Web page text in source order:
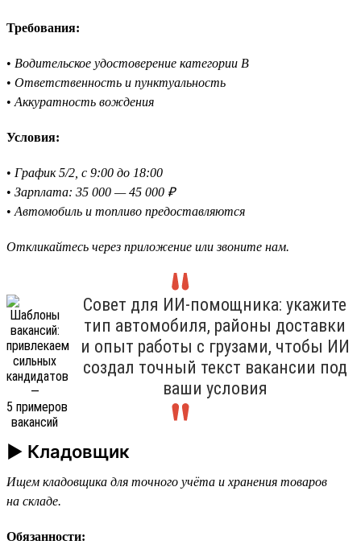
Требования:
• Водительское удостоверение категории B
• Ответственность и пунктуальность
• Аккуратность вождения
Условия:
• График 5/2, с 9:00 до 18:00
• Зарплата: 35 000 — 45 000 ₽
• Автомобиль и топливо предоставляются
Откликайтесь через приложение или звоните нам.
Совет для ИИ-помощника: укажите
тип автомобиля, районы доставки
и опыт работы с грузами, чтобы ИИ
создал точный текст вакансии под
ваши условия
► Кладовщик
Ищем кладовщика для точного учёта и хранения товаров
на складе.
Обязанности: